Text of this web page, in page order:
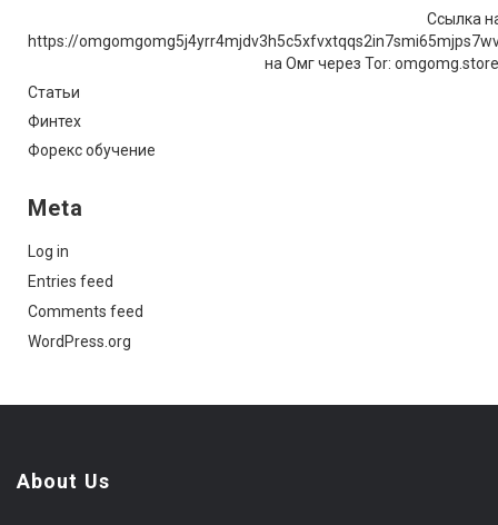
Ссылка
https://
на Омг через Tor:
Статьи
Финтех
Форекс обучение
Meta
Log in
Entries feed
Comments feed
WordPress.org
About Us